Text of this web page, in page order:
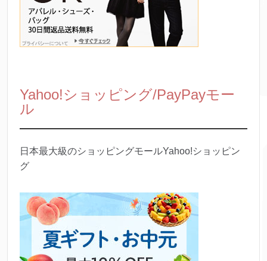
Yahoo!ショッピング/PayPayモー
ル
日本最大級のショッピングモールYahoo!ショッピン
グ